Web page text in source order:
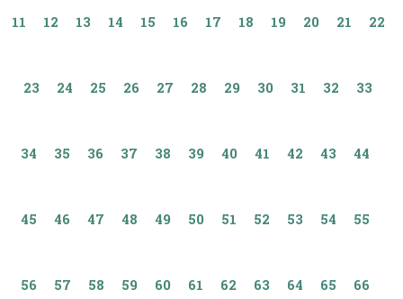
11 12 13 14 15 16 17 18 19 20 21 22
23 24 25 26 27 28 29 30 31 32 33
34 35 36 37 38 39 40 41 42 43 44
45 46 47 48 49 50 51 52 53 54 55
56 57 58 59 60 61 62 63 64 65 66